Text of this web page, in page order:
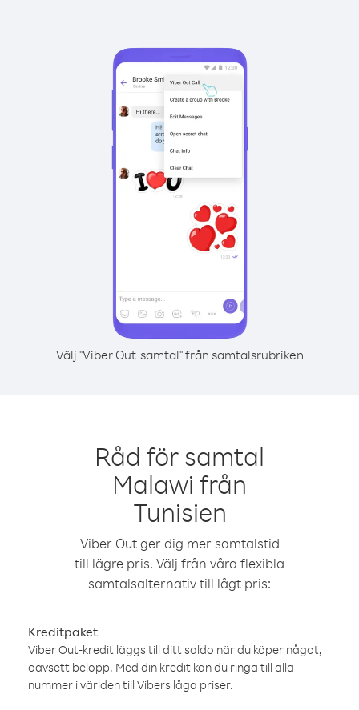
Välj "Viber Out-samtal" från samtalsrubriken
Råd för samtal
Malawi från
Tunisien
Viber Out ger dig mer samtalstid
till lägre pris. Välj från våra flexibla
samtalsalternativ till lågt pris:
Kreditpaket
Viber Out-kredit läggs till ditt saldo när du köper något,
oavsett belopp. Med din kredit kan du ringa till alla
nummer i världen till Vibers låga priser.